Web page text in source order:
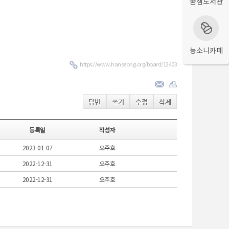
https://www.hanseong.org/board/12403
답변 쓰기 수정 삭제
등록일 작성자
2023-01-07
오주호
2022-12-31
오주호
2022-12-31
오주호
능소니카페